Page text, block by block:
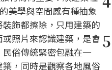
美學與空間感有種抽象
飾都擦除，只用建築的
照片來認識建築，是會
俗傳統緊密包融在一
，同時是觀察各地風俗
5